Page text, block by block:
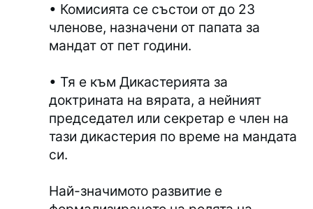
• Комисията се състои от до 23
членове, назначени от папата за
мандат от пет години.
• Тя е към Дикастерията за
доктрината на вярата, а нейният
председател или секретар е член на
тази дикастерия по време на мандата
си.
Най-значимото развитие е